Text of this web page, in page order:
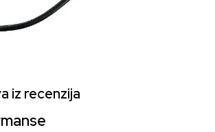
iz recenzija